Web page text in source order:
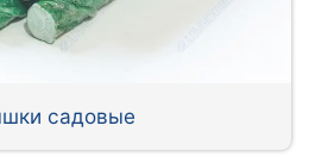
садовые